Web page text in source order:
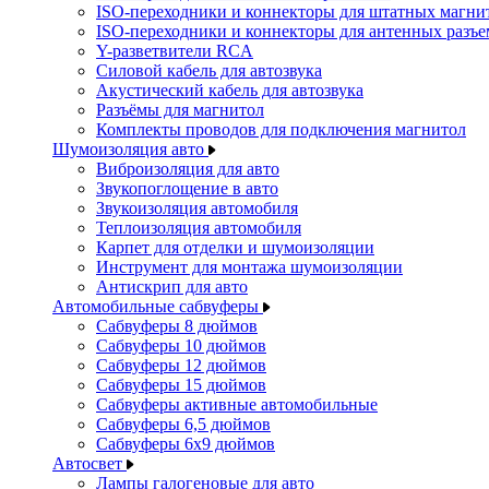
ISO-переходники и коннекторы для штатных
ISO-переходники и коннекторы для антенных
Y-разветвители RCA
Силовой кабель для автозвука
Акустический кабель для автозвука
Разъёмы для магнитол
Комплекты проводов для подключения магнитол
Шумоизоляция авто
Виброизоляция для авто
Звукопоглощение в авто
Звукоизоляция автомобиля
Теплоизоляция автомобиля
Карпет для отделки и шумоизоляции
Инструмент для монтажа шумоизоляции
Антискрип для авто
Автомобильные сабвуферы
Сабвуферы 8 дюймов
Сабвуферы 10 дюймов
Сабвуферы 12 дюймов
Сабвуферы 15 дюймов
Сабвуферы активные автомобильные
Сабвуферы 6,5 дюймов
Сабвуферы 6x9 дюймов
Автосвет
Лампы галогеновые для авто